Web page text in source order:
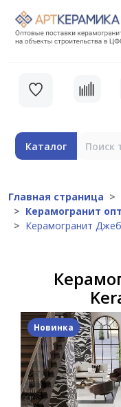
Каталог
Главная страница
Керамогранит
Керамогранит
Новинка